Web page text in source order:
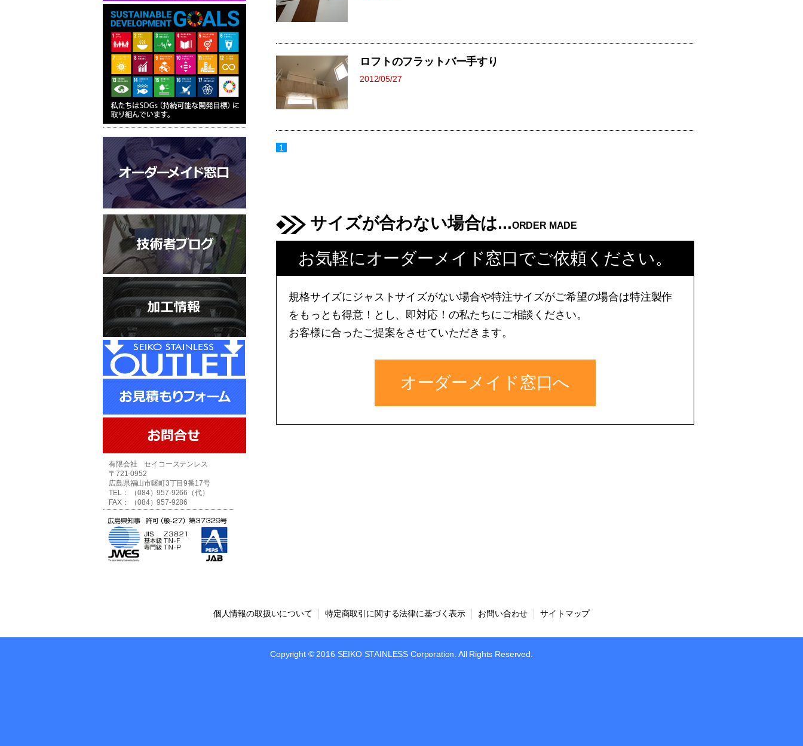
ロフトのフラットバー手すり
2012/05/27
1
サイズが合わない場合は...ORDER MADE
お気軽にオーダーメイド窓口でご依頼ください。
規格サイズにジャストサイズがない場合や特注サイズがご希望の場合は特注製作
をもっとも得意！とし、即対応！の私たちにご相談ください。
お客様に合ったご提案をさせていただきます。
オーダーメイド窓口へ
有限会社 セイコーステンレス
〒721-0952
広島県福山市曙町3丁目9番17号
TEL： （084）957-9266（代）
FAX： （084）957-9286
個人情報の取扱いについて 特定商取引に関する法律に基づく表示 お問い合わせ サイトマップ
Copyright © 2016 SEIKO STAINLESS Corporation. All Rights Reserved.